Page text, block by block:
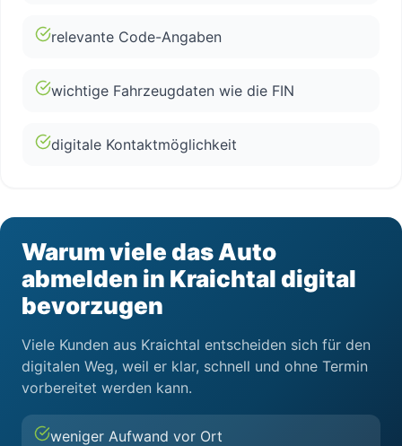
relevante Code-Angaben
wichtige Fahrzeugdaten wie die FIN
digitale Kontaktmöglichkeit
Warum viele das Auto
abmelden in Kraichtal digital
bevorzugen
Viele Kunden aus Kraichtal entscheiden sich für den
digitalen Weg, weil er klar, schnell und ohne Termin
vorbereitet werden kann.
weniger Aufwand vor Ort